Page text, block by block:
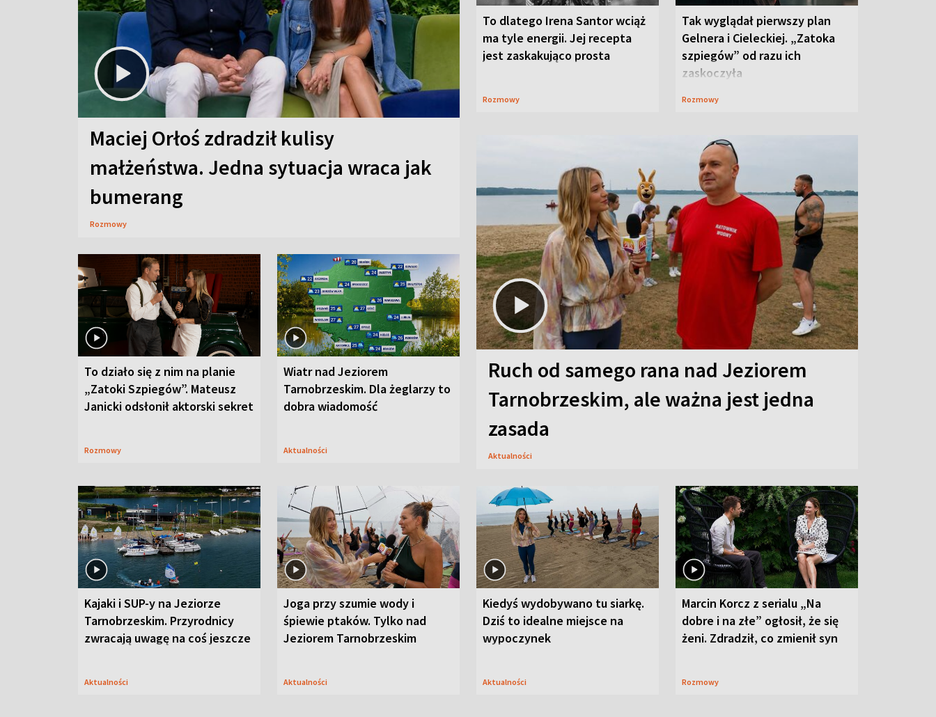
Maciej Orłoś zdradził kulisy
małżeństwa. Jedna sytuacja wraca jak
bumerang
Rozmowy
To dlatego Irena Santor wciąż
ma tyle energii. Jej recepta
jest zaskakująco prosta
Rozmowy
Tak wyglądał pierwszy plan
Gelnera i Cieleckiej. „Zatoka
szpiegów” od razu ich
zaskoczyła
Rozmowy
To działo się z nim na planie
„Zatoki Szpiegów”. Mateusz
Janicki odsłonił aktorski sekret
Rozmowy
Wiatr nad Jeziorem
Tarnobrzeskim. Dla żeglarzy to
dobra wiadomość
Aktualności
Ruch od samego rana nad Jeziorem
Tarnobrzeskim, ale ważna jest jedna
zasada
Aktualności
Kajaki i SUP-y na Jeziorze
Tarnobrzeskim. Przyrodnicy
zwracają uwagę na coś jeszcze
Aktualności
Joga przy szumie wody i
śpiewie ptaków. Tylko nad
Jeziorem Tarnobrzeskim
Aktualności
Kiedyś wydobywano tu siarkę.
Dziś to idealne miejsce na
wypoczynek
Aktualności
Marcin Korcz z serialu „Na
dobre i na złe” ogłosił, że się
żeni. Zdradził, co zmienił syn
Rozmowy